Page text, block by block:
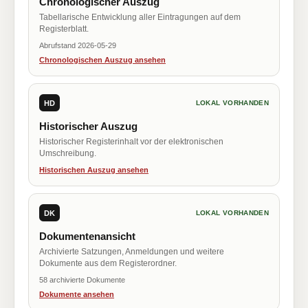
Tabellarische Entwicklung aller Eintragungen auf dem
Registerblatt.
Abrufstand 2026-05-29
Chronologischen Auszug ansehen
HD LOKAL VORHANDEN
Historischer Auszug
Historischer Registerinhalt vor der elektronischen
Umschreibung.
Historischen Auszug ansehen
DK LOKAL VORHANDEN
Dokumentenansicht
Archivierte Satzungen, Anmeldungen und weitere
Dokumente aus dem Registerordner.
58 archivierte Dokumente
Dokumente ansehen